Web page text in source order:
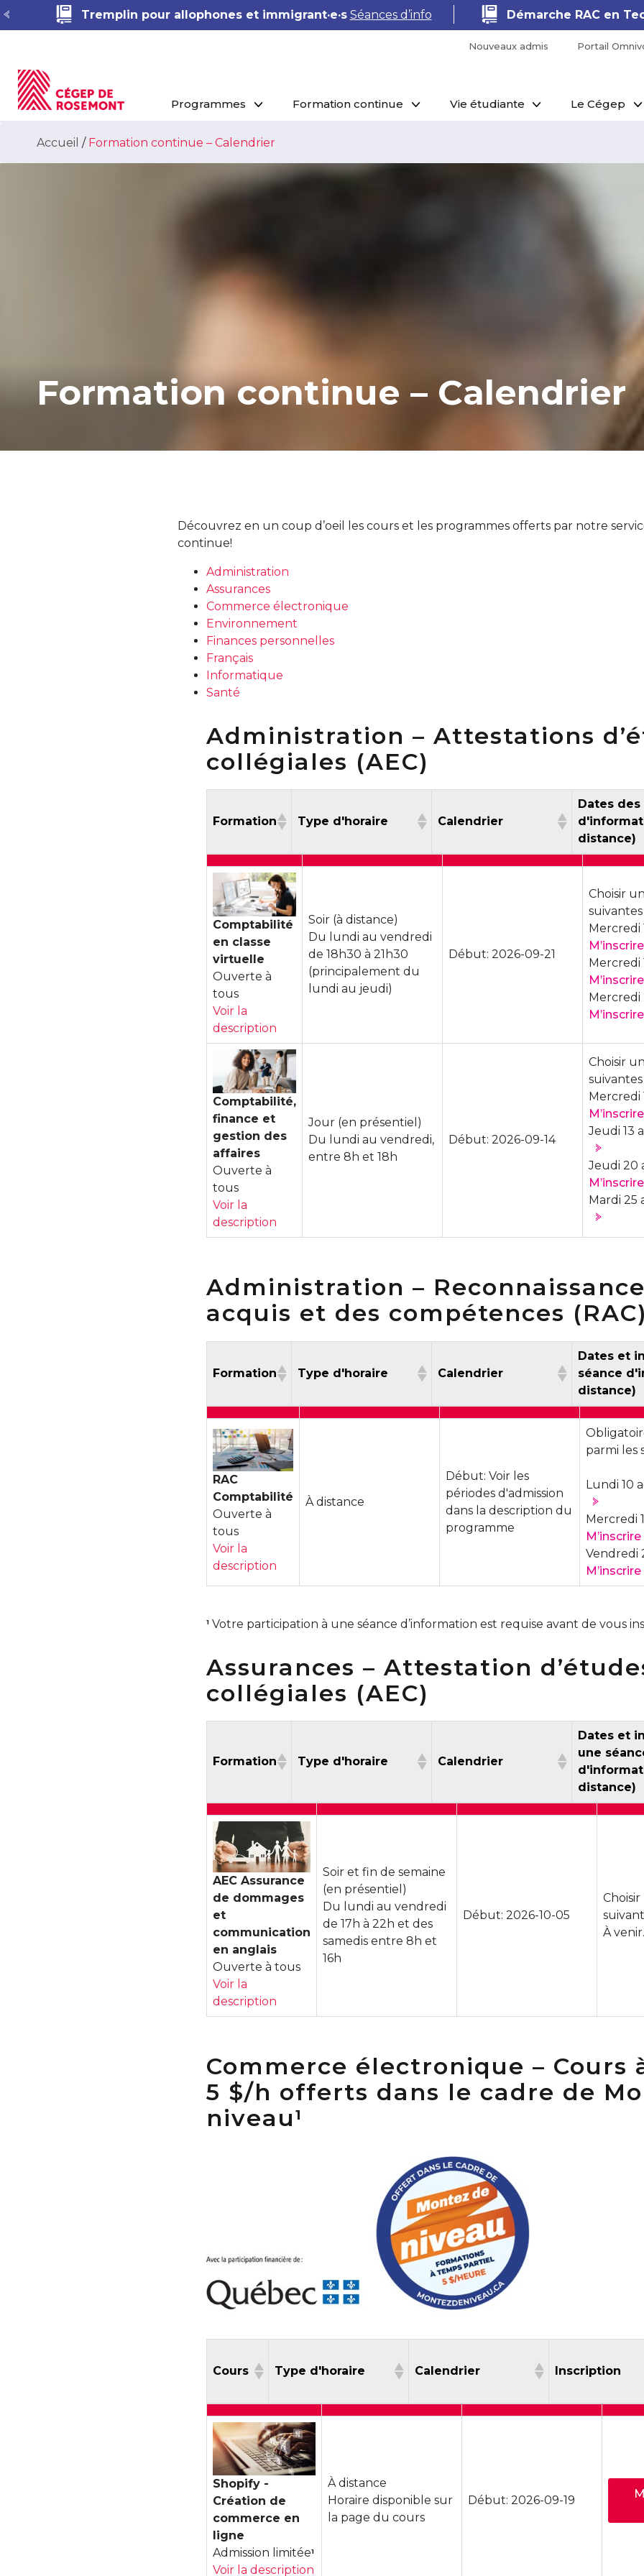
allophones et immigrant·e·s Séances d’info Démarche RAC en Techniques de pharmacie
Nouveaux admis Portail
Programmes Formation continue Vie étudiante Le Cégep
Accueil / Formation continue – Calendrier
Formation continue – Calendrier
Découvrez en un coup d’oeil les cours et les programmes offerts par notre
continue!
Administration
Assurances
Commerce électronique
Environnement
Finances personnelles
Français
Informatique
Santé
Administration – Attestations
collégiales (AEC)
Formation Type d'horaire Calendrier
Dates des
Formation Type d'horaire Calendrier
Dates
Comptabilité
en classe
virtuelle
Ouverte à
tous
Voir la
description
Soir (à distance)
Du lundi au vendredi
de 18h30 à 21h30
(principalement du
lundi au jeudi)
Début: 2026-09-21
Choisir
suivantes
Mercredi
M’inscrire
Mercredi
M’inscrire
Mercredi
M’inscrire
Comptabilité,
finance et
gestion des
affaires
Ouverte à
tous
Voir la
description
Jour (en présentiel)
Du lundi au vendredi,
entre 8h et 18h
Début: 2026-09-14
Choisir
suivantes
Mercredi
M’inscrire
Jeudi 13
Jeudi 20
M’inscrire
Mardi 25
Administration –
acquis et des compétences (RAC)
Formation Type d'horaire Calendrier
Dates et
séance
Formation Type d'horaire Calendrier
Dates et
séance
RAC
Comptabilité
Ouverte à
tous
Voir la
description
À distance
Début: Voir les
périodes d'admission
dans la description du
programme
parmi les
Lundi 10
Mercredi
M’inscrire
Vendredi
M’inscrire
1Votre participation à une séance d’information est requise avant de vous
Assurances – Attestation
collégiales (AEC)
Formation Type d'horaire Calendrier
Dates et
une
Formation Type d'horaire Calendrier
Dates
AEC Assurance
de dommages
et
communication
en anglais
Ouverte à tous
Voir la
description
Soir et fin de semaine
(en présentiel)
Du lundi au vendredi
de 17h à 22h et des
samedis entre 8h et
16h
Début: 2026-10-05
À venir.
Commerce électronique – Cours
5 $/h offerts dans le cadre de
niveau 1
Cours Type d'horaire Calendrier
Cours Type d'horaire Calendrier
Shopify -
Création de
commerce en
ligne
Admission limitée1
Voir la description
À distance
Horaire disponible sur
la page du cours
Début: 2026-09-19